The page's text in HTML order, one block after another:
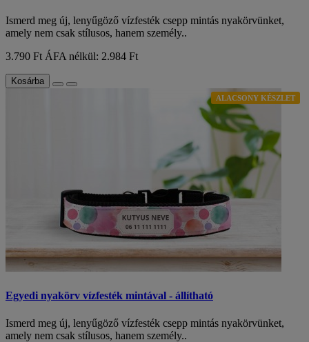
Ismerd meg új, lenyűgöző vízfesték csepp mintás nyakörvünket,
amely nem csak stílusos, hanem személy..
3.790 Ft ÁFA nélkül: 2.984 Ft
Kosárba
ALACSONY KÉSZLET
Egyedi nyakörv vízfesték mintával - állítható
Ismerd meg új, lenyűgöző vízfesték csepp mintás nyakörvünket,
amely nem csak stílusos, hanem személy..